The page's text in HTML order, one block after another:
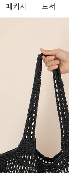
패키지 도서